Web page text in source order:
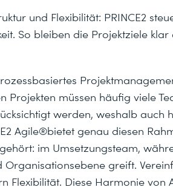
und Flexibilität: PRINCE2
So bleiben die Projektziele
Projekten müssen häufig viele
werden, weshalb auch
Agile®bietet genau diesen
im Umsetzungsteam,
greift.
Flexibilität. Diese Harmonie von